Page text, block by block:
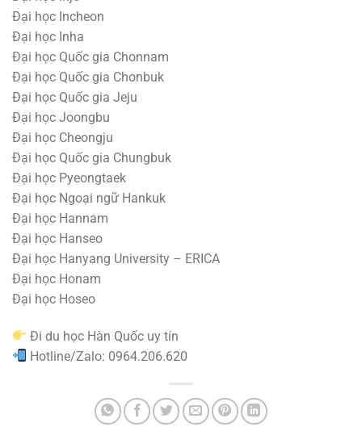
Đại học Incheon
Đại học Inha
Đại học Quốc gia Chonnam
Đại học Quốc gia Chonbuk
Đại học Quốc gia Jeju
Đại học Joongbu
Đại học Cheongju
Đại học Quốc gia Chungbuk
Đại học Pyeongtaek
Đại học Ngoại ngữ Hankuk
Đại học Hannam
Đại học Hanseo
Đại học Hanyang University – ERICA
Đại học Honam
Đại học Hoseo
Đi du học Hàn Quốc uy tín
Hotline/Zalo: 0964.206.620